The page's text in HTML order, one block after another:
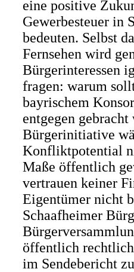
eine positive
Gewerbesteuer in
bedeuten. Selbst
Fernsehen wird
Bürgerinteressen
fragen: warum
bayrischem
entgegen
Bürgerinitiative
Konfliktpotential
Maße öffentlich
vertrauen keiner
Eigentümer nicht
Schaafheimer
öffentlich
im Sendebericht